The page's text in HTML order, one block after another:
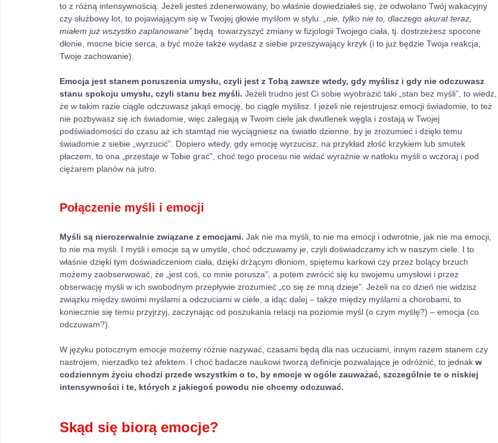
to z różną intensywnością. Jeżeli jesteś zdenerwowany, bo właśnie dowiedziałeś się, że odwołano Twój wakacyjny
czy służbowy lot, to pojawiającym się w Twojej głowie myślom w stylu: „nie, tylko nie to, dlaczego akurat teraz,
miałem już wszystko zaplanowane” będą  towarzyszyć zmiany w fizjologii Twojego ciała, tj. dostrzeżesz spocone
dłonie, mocne bicie serca, a być może także wydasz z siebie przeszywający krzyk (i to już będzie Twoja reakcja,
Twoje zachowanie).
Emocja jest stanem poruszenia umysłu, czyli jest z Tobą zawsze wtedy, gdy myślisz i gdy nie odczuwasz
stanu spokoju umysłu, czyli stanu bez myśli. Jeżeli trudno jest Ci sobie wyobrazić taki „stan bez myśli”, to wiedz,
że w takim razie ciągle odczuwasz jakąś emocję, bo ciągle myślisz. I jeżeli nie rejestrujesz emocji świadomie, to też
nie pozbywasz się ich świadomie, więc zalegają w Twoim ciele jak dwutlenek węgla i zostają w Twojej
podświadomości do czasu aż ich stamtąd nie wyciągniesz na światło dzienne, by je zrozumieć i dzięki temu
świadomie z siebie „wyrzucić”. Dopiero wtedy, gdy emocję wyrzucisz, na przykład złość krzykiem lub smutek
płaczem, to ona „przestaje w Tobie grać”, choć tego procesu nie widać wyraźnie w natłoku myśli o wczoraj i pod
ciężarem planów na jutro.
Połączenie myśli i emocji
Myśli są nierozerwalnie związane z emocjami. Jak nie ma myśli, to nie ma emocji i odwrotnie, jak nie ma emocji,
to nie ma myśli. I myśli i emocje są w umyśle, choć odczuwamy je, czyli doświadczamy ich w naszym ciele. I to
właśnie dzięki tym doświadczeniom ciała, dzięki drżącym dłoniom, spiętemu karkowi czy przez bolący brzuch
możemy zaobserwować, że „jest coś, co mnie porusza”, a potem zwrócić się ku swojemu umysłowi i przez
obserwację myśli w ich swobodnym przepływie zrozumieć „co się ze mną dzieje”. Jeżeli na co dzień nie widzisz
związku między swoimi myślami a odczuciami w ciele, a idąc dalej – także między myślami a chorobami, to
koniecznie się temu przyjrzyj, zaczynając od poszukania relacji na poziomie myśl (o czym myślę?) – emocja (co
odczuwam?).
W języku potocznym emocje możemy różnie nazywać, czasami będą dla nas uczuciami, innym razem stanem czy
nastrojem, nierzadko też afektem. I choć badacze naukowi tworzą definicje pozwalające je odróżnić, to jednak w
codziennym życiu chodzi przede wszystkim o to, by emocje w ogóle zauważać, szczególnie te o niskiej
intensywności i te, których z jakiegoś powodu nie chcemy odczuwać.
Skąd się biorą emocje?